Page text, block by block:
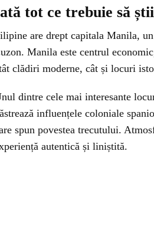
tot ce trebuie să
are drept capitala Manila,
Manila este centrul
clădiri moderne, cât și locuri
dintre cele mai interesante
influențele coloniale
spun povestea trecutului.
autentică și liniștită.